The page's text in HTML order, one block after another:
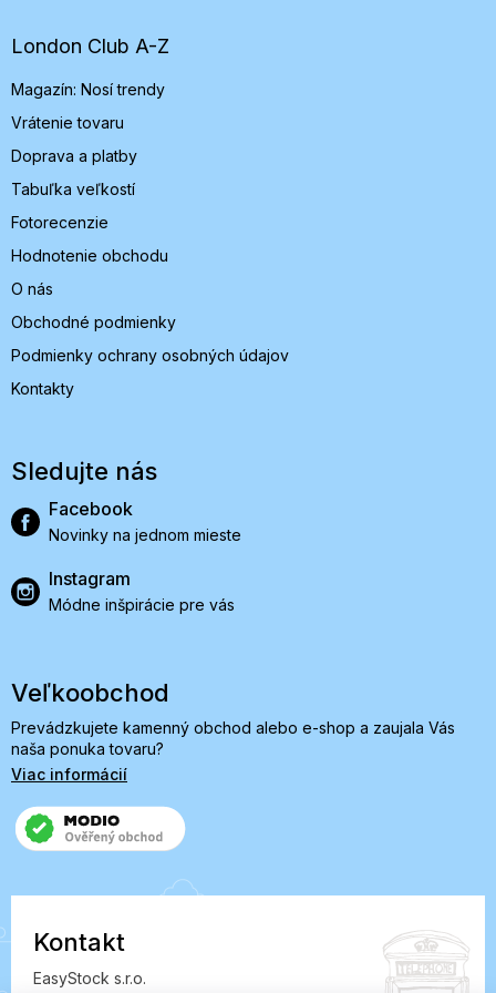
e
London Club A-Z
Magazín: Nosí trendy
Vrátenie tovaru
Doprava a platby
Tabuľka veľkostí
Fotorecenzie
Hodnotenie obchodu
O nás
Obchodné podmienky
Podmienky ochrany osobných údajov
Kontakty
Sledujte nás
Facebook
Novinky na jednom mieste
Instagram
Módne inšpirácie pre vás
Veľkoobchod
Prevádzkujete kamenný obchod alebo e-shop a zaujala Vás
naša ponuka tovaru?
Viac informácií
Kontakt
EasyStock s.r.o.